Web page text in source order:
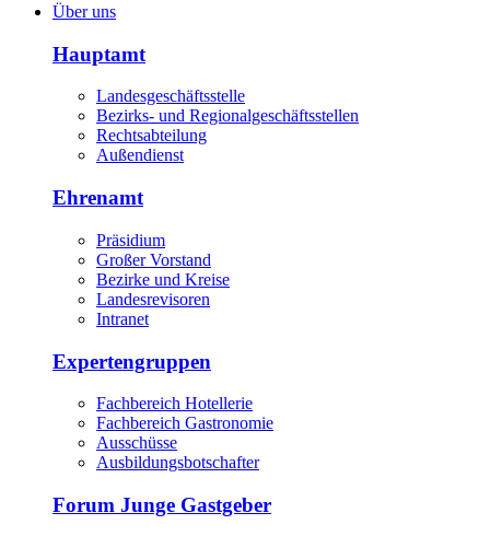
Über uns
Hauptamt
Landesgeschäftsstelle
Bezirks- und Regionalgeschäftsstellen
Rechtsabteilung
Außendienst
Ehrenamt
Präsidium
Großer Vorstand
Bezirke und Kreise
Landesrevisoren
Intranet
Expertengruppen
Fachbereich Hotellerie
Fachbereich Gastronomie
Ausschüsse
Ausbildungsbotschafter
Forum Junge Gastgeber